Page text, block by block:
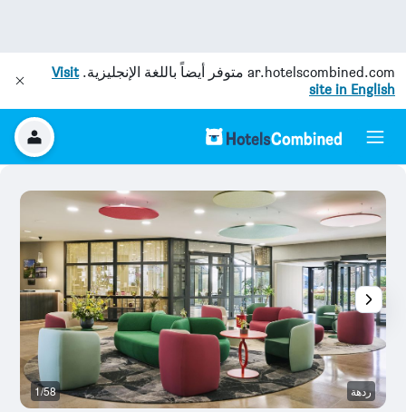
ar.hotelscombined.com متوفر أيضاً باللغة الإنجليزية.Visit
site in English
ردهة 1/58